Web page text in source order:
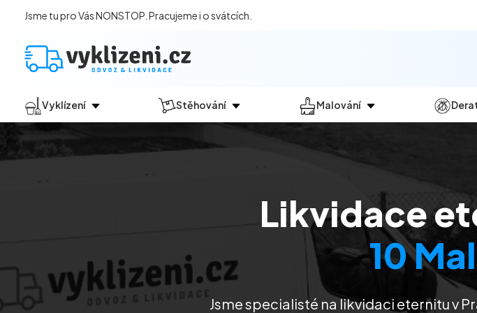
Jsme tu pro Vás NONSTOP. Pracujeme i o svátcích.
Vyklízení
Jak vyklízení probíhá?
Vyklízení sklepů a garáží
Vyklízení zahrad
Stěhování Malování
Malování kanceláří
Malování komerčních prostor
Likvidace
10
Jsme specialisté na likvidaci eternitu v